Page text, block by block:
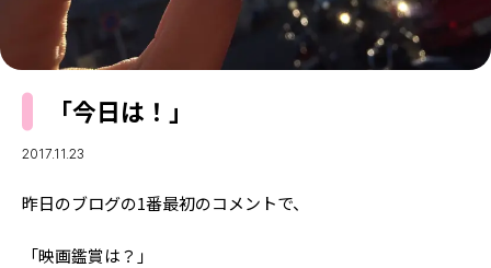
おでかけ
お悩み相談
MODEL'S BLOG
TikTok
Instagram
YouTube
FORTUNE
MISS SEVENTEEN
「今日は！」
2017.11.23
昨日のブログの1番最初のコメントで、
「映画鑑賞は？」